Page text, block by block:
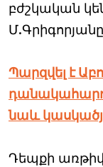
բժշկական
Պարզվել է
նաև
Դեպքի